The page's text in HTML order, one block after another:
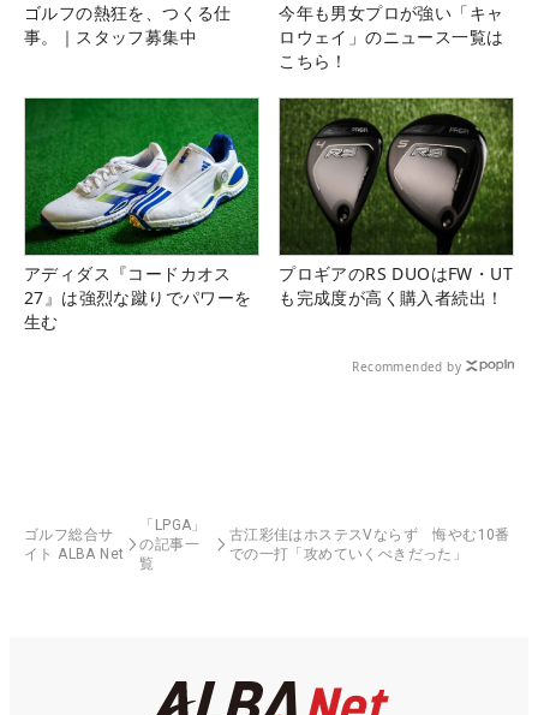
ゴルフの熱狂を、つくる仕
事。｜スタッフ募集中
今年も男女プロが強い「キャ
ロウェイ」のニュース一覧は
こちら！
アディダス『コードカオス
27』は強烈な蹴りでパワーを
生む
プロギアのRS DUOはFW・UT
も完成度が高く購入者続出！
Recommended by
ゴルフ総合サ
イト ALBA Net
「LPGA」
の記事一
覧
古江彩佳はホステスVならず 悔やむ10番
での一打「攻めていくべきだった」